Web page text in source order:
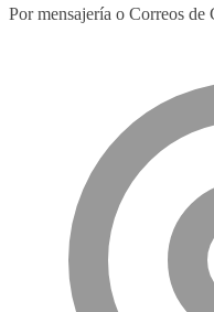
Por mensajería o Correos de